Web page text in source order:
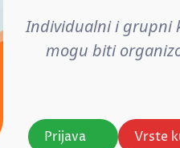
Individualni i grupni
mogu biti
Prijava Vrste